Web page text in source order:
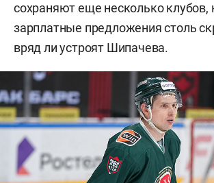
сохраняют еще несколько клубов,
зарплатные предложения столь
вряд ли устроят Шипачева.